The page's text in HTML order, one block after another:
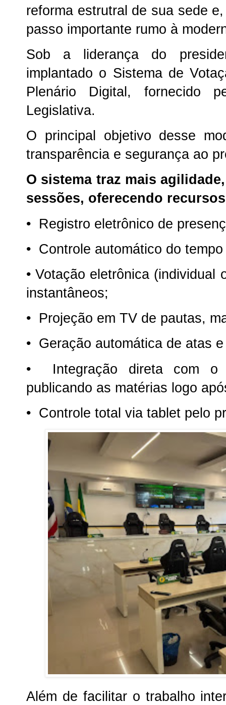
reforma estrutral de sua sede
passo importante rumo à
Sob a liderança do
implantado o Sistema de
Plenário Digital, fornecido
Legislativa.
O principal objetivo desse
transparência e segurança ao
O sistema traz mais
sessões, oferecendo
• Registro eletrônico de
• Controle automático do
• Votação eletrônica (individual
instantâneos;
• Projeção em TV de pautas,
• Geração automática de atas
•
Integração direta com o
publicando as matérias logo
• Controle total via tablet pelo
Além de facilitar o trabalho